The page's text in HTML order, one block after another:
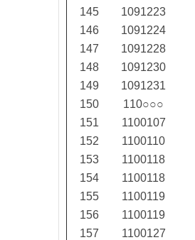
145
1091223
146
1091224
147
1091228
148
1091230
149
1091231
150
110○○○
151
1100107
152
1100110
153
1100118
154
1100118
155
1100119
156
1100119
157
1100127